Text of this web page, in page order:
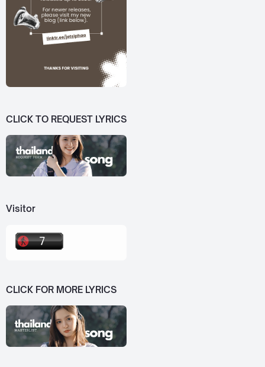
CLICK TO REQUEST LYRICS
Visitor
CLICK FOR MORE LYRICS